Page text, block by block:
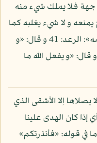
فلا يملك شيء منه
و لا شيء يغلبه كما
قال: «و الله يحكم لا معقب لحكمه»: الرعد: 41 و قال: «و
غالب على أمره»: يوسف: 21، و قال: «و يفعل الله ما
يصلاها إلا الأشقى الذي
كان الهدى علينا
في قوله: «فأنذرتكم»